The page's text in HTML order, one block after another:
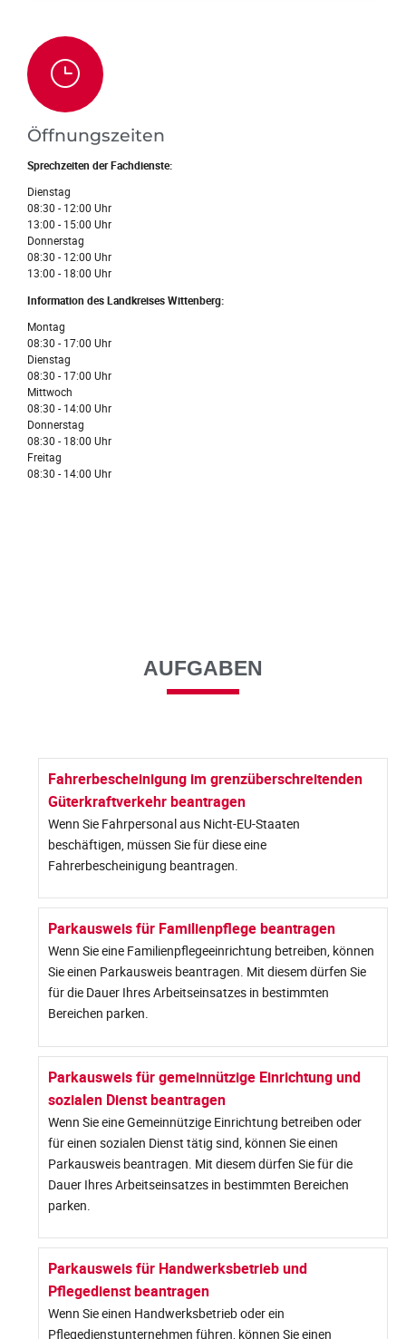
Öffnungszeiten
Sprechzeiten der Fachdienste:
Dienstag
08:30 - 12:00 Uhr
13:00 - 15:00 Uhr
Donnerstag
08:30 - 12:00 Uhr
13:00 - 18:00 Uhr
Information des Landkreises Wittenberg:
Montag
08:30 - 17:00 Uhr
Dienstag
08:30 - 17:00 Uhr
Mittwoch
08:30 - 14:00 Uhr
Donnerstag
08:30 - 18:00 Uhr
Freitag
08:30 - 14:00 Uhr
AUFGABEN
Fahrerbescheinigung im grenzüberschreitenden
Güterkraftverkehr beantragen
Wenn Sie Fahrpersonal aus Nicht-EU-Staaten
beschäftigen, müssen Sie für diese eine
Fahrerbescheinigung beantragen.
Parkausweis für Familienpflege beantragen
Wenn Sie eine Familienpflegeeinrichtung betreiben, können
Sie einen Parkausweis beantragen. Mit diesem dürfen Sie
für die Dauer Ihres Arbeitseinsatzes in bestimmten
Bereichen parken.
Parkausweis für gemeinnützige Einrichtung und
sozialen Dienst beantragen
Wenn Sie eine Gemeinnützige Einrichtung betreiben oder
für einen sozialen Dienst tätig sind, können Sie einen
Parkausweis beantragen. Mit diesem dürfen Sie für die
Dauer Ihres Arbeitseinsatzes in bestimmten Bereichen
parken.
Parkausweis für Handwerksbetrieb und
Pflegedienst beantragen
Wenn Sie einen Handwerksbetrieb oder ein
Pflegedienstunternehmen führen, können Sie einen